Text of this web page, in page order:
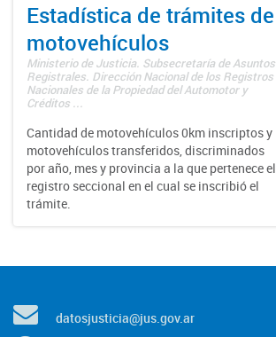
Estadística de trámites de
motovehículos
Ministerio de Justicia. Subsecretaría de Asuntos
Registrales. Dirección Nacional de los Registros
Nacionales de la Propiedad del Automotor y
Créditos ...
Cantidad de motovehículos 0km inscriptos y
motovehículos transferidos, discriminados
por año, mes y provincia a la que pertenece el
registro seccional en el cual se inscribió el
trámite.
datosjusticia@jus.gov.ar